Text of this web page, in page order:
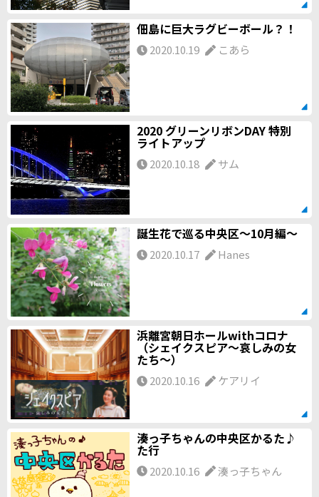
佃島に巨大ラグビーボール？！
2020.10.19 こあら
2020 グリーンリボンDAY 特別
ライトアップ
2020.10.18 サム
誕生花で巡る中央区～10月編～
2020.10.17 Hanes
浜離宮朝日ホールwithコロナ
（シェイクスピア～哀しみの女
たち～）
2020.10.16 ケアリイ
湊っ子ちゃんの中央区かるた♪
た行
2020.10.16 湊っ子ちゃん